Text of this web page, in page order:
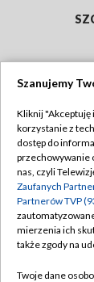
Emisja w
Centrum
Naziemna
Szanujemy
Kliknij "Akceptuję
korzystanie z
dostęp do
przechowywanie
nas, czyli
Zaufanych
Partnerów TVP
mierzenia ich
także zgody na
Twoje dane